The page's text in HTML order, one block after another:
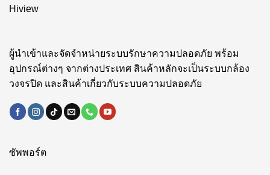
Hiview
ผู้นำเข้าและจัดจำหน่ายระบบรักษาความปลอดภัย พร้อม
อุปกรณ์ต่างๆ จากต่างประเทศ สินค้าหลักจะเป็นระบบกล้อง
วงจรปิด และสินค้าเกี่ยวกับระบบความปลอดภัย
ซัพพอร์ต